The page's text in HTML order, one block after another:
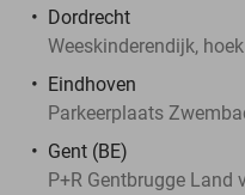
Dordrecht
Weeskinderendijk,
Eindhoven
Parkeerplaats
Gent (BE)
P+R Gentbrugge Land